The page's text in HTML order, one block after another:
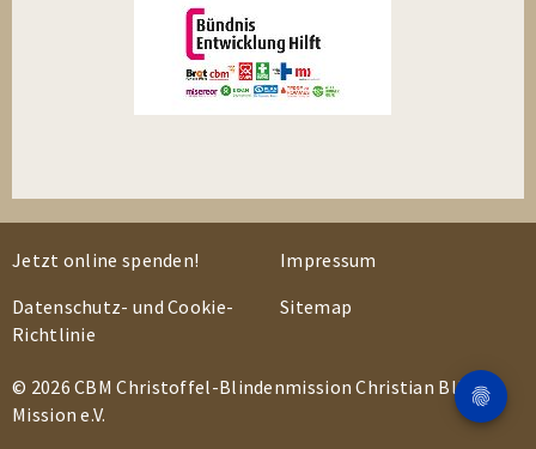
Jetzt online spenden!
Impressum
Datenschutz- und Cookie-
Richtlinie
Sitemap
© 2026 CBM Christoffel-Blindenmission Christian Blind
Mission e.V.